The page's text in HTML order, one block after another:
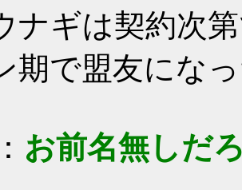
ナギは契約次
期で盟友にな
お前名無しだ